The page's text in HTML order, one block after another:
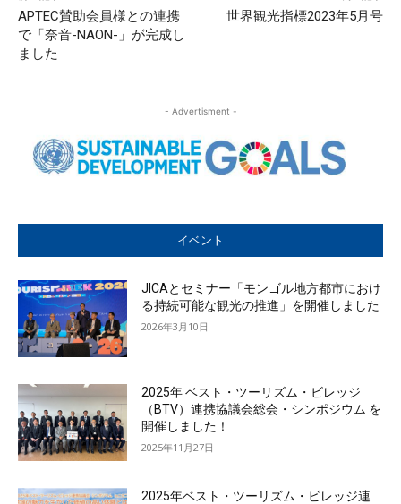
APTEC賛助会員様との連携
で「奈音-NAON-」が完成し
ました
世界観光指標2023年5月号
- Advertisment -
イベント
JICAとセミナー「モンゴル地方都市におけ
る持続可能な観光の推進」を開催しました
2026年3月10日
2025年 ベスト・ツーリズム・ビレッジ
（BTV）連携協議会総会・シンポジウム を
開催しました！
2025年11月27日
2025年ベスト・ツーリズム・ビレッジ連